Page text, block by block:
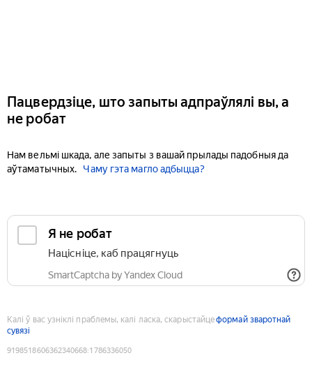
Пацвердзіце, што запыты адпраўлялі вы, а
не робат
Нам вельмі шкада, але запыты з вашай прылады падобныя да
аўтаматычных.
Чаму гэта магло адбыцца?
Я не робат
Націсніце, каб працягнуць
SmartCaptcha by Yandex Cloud
Калі ў вас узніклі праблемы, калі ласка, скарыстайцеформай зваротнай
сувязі
9198518606362340668:1786336050